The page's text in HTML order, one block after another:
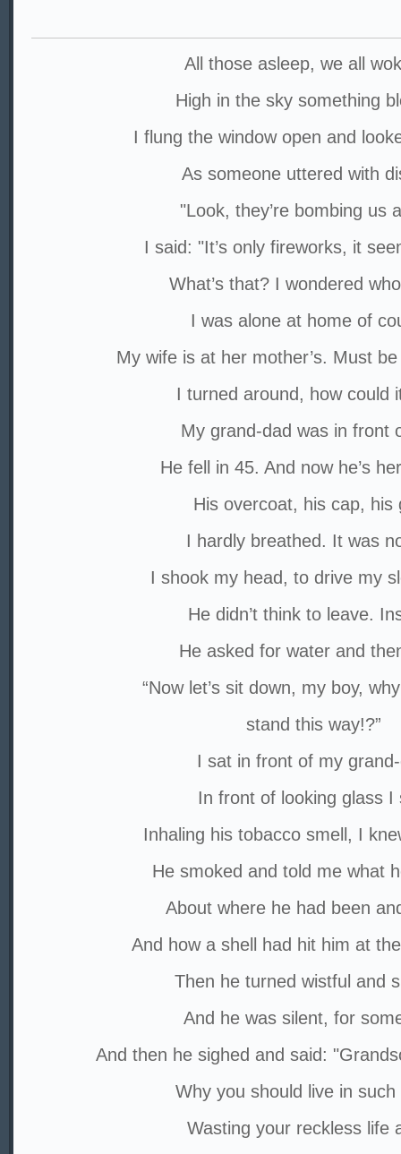
All those asleep, we all
High in the sky something
I flung the window open and
As someone uttered with
"Look, they’re bombing us
I said: "It’s only fireworks, it
What’s that? I wondered
I was alone at home of
My wife is at her mother’s. Must
I turned around, how could
My grand-dad was in front
He fell in 45. And now he’s
His overcoat, his cap, his
I hardly breathed. It was
I shook my head, to drive my
He didn’t think to leave.
He asked for water and
“Now let’s sit down, my boy,
stand this way!?”
I sat in front of my
In front of looking glass I
Inhaling his tobacco smell, I
He smoked and told me what
About where he had been
And how a shell had hit him at
Then he turned wistful and
And he was silent, for
And then he sighed and said:
Why you should live in such
Wasting your reckless life